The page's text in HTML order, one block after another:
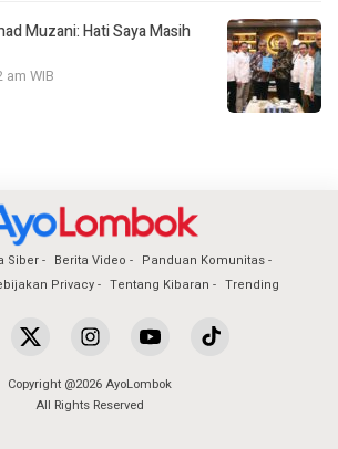
Muzani: Hati Saya Masih
am WIB
Siber Berita Video
Panduan Komunitas
Privacy
Tentang Kibaran Trending
Copyright @2026 AyoLombok
All Rights Reserved